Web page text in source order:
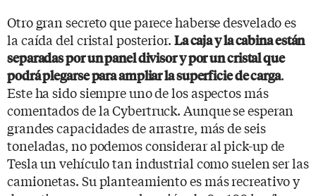
Otro gran secreto que parece haberse desvelado es
la caída del cristal posterior. La caja y la cabina están
separadas por un panel divisor y por un cristal que
podrá plegarse para ampliar la superficie de carga.
Este ha sido siempre uno de los aspectos más
comentados de la Cybertruck. Aunque se esperan
grandes capacidades de arrastre, más de seis
toneladas, no podemos considerar al pick-up de
Tesla un vehículo tan industrial como suelen ser las
camionetas. Su planteamiento es más recreativo y